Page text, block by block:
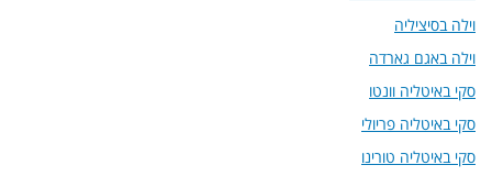
וילה בסיציליה
וילה באגם גארדה
סקי באיטליה וונטו
סקי באיטליה פריולי
סקי באיטליה טורינו